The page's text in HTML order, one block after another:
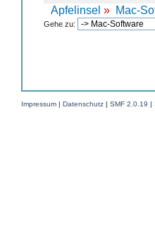
Apfelinsel » Mac-
Gehe zu:
Impressum | Datenschutz | SMF 2.0.19 |